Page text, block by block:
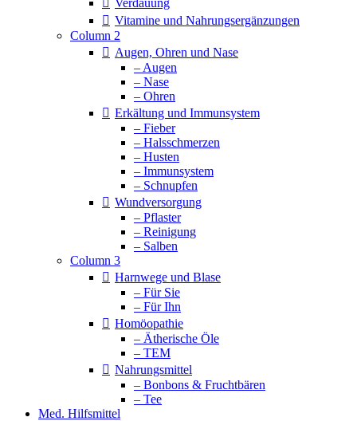
Verdauung
Vitamine und Nahrungsergänzungen
Column 2
Augen, Ohren und Nase
– Augen
– Nase
– Ohren
Erkältung und Immunsystem
– Fieber
– Halsschmerzen
– Husten
– Immunsystem
– Schnupfen
Wundversorgung
– Pflaster
– Reinigung
– Salben
Column 3
Harnwege und Blase
– Für Sie
– Für Ihn
Homöopathie
– Ätherische Öle
– TEM
Nahrungsmittel
– Bonbons & Fruchtbären
– Tee
Med. Hilfsmittel